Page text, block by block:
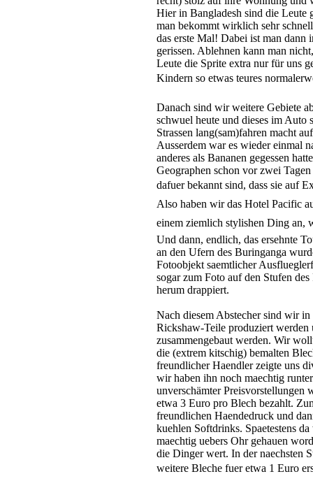
Hier in Bangladesh sind die Leute
man bekommt wirklich sehr
das erste Mal! Dabei ist man dann
gerissen. Ablehnen kann man
Leute die Sprite extra nur für uns
Kindern so etwas teures
Danach sind wir weitere Gebiete
schwuel heute und dieses im Auto
Strassen lang(sam)fahren macht
Ausserdem war es wieder einmal
anderes als Bananen gegessen
Geographen schon vor zwei
dafuer bekannt sind, dass sie auf
Also haben wir das Hotel Pacific
einem ziemlich stylishen Ding an,
Und dann, endlich, das ersehnte
an den Ufern des Buringanga
Fotoobjekt saemtlicher
sogar zum Foto auf den Stufen des
herum drappiert.
Nach diesem Abstecher sind wir in
Rickshaw-Teile produziert
zusammengebaut werden. Wir
die (extrem kitschig) bemalten
freundlicher Haendler zeigte uns
wir haben ihn noch maechtig
unverschämter Preisvorstellungen
etwa 3 Euro pro Blech bezahlt.
freundlichen Haendedruck und
kuehlen Softdrinks. Spaetestens
maechtig uebers Ohr gehauen
die Dinger wert. In der naechsten
weitere Bleche fuer etwa 1 Euro